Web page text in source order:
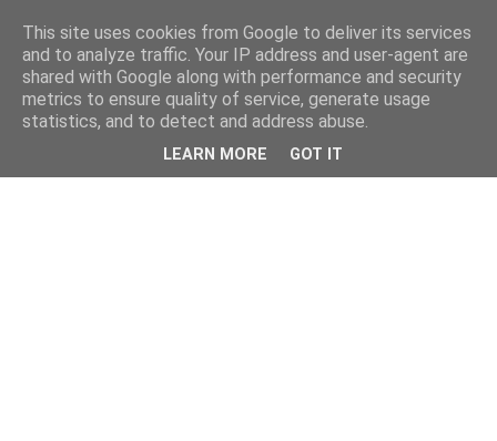
This site uses cookies from Google to deliver its services
and to analyze traffic. Your IP address and user-agent are
shared with Google along with performance and security
metrics to ensure quality of service, generate usage
statistics, and to detect and address abuse.
LEARN MORE GOT IT